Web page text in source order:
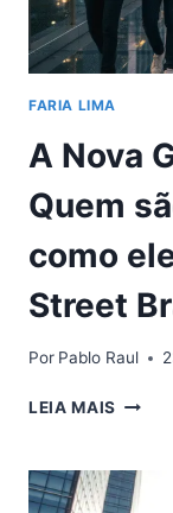
FARIA LIMA
A Nova
Quem
como
Street
Por Pablo Raul
LEIA MAIS
DO